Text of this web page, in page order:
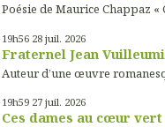
Poésie de Maurice Chappaz «
19h56 28 juil. 2026
Fraternel Jean
Auteur d’une œuvre
19h59 27 juil. 2026
Ces dames au cœur vert